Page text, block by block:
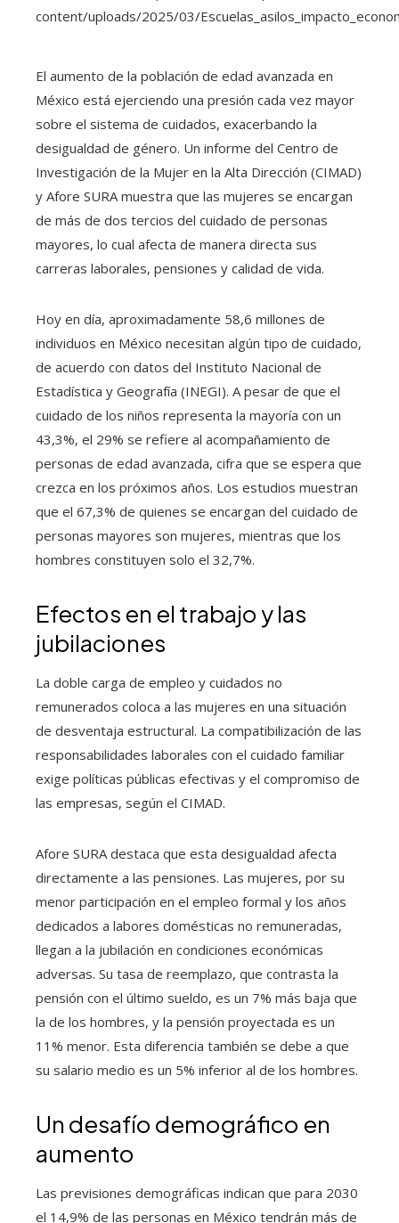
El aumento de la población de edad avanzada en
México está ejerciendo una presión cada vez mayor
sobre el sistema de cuidados, exacerbando la
desigualdad de género. Un informe del Centro de
Investigación de la Mujer en la Alta Dirección (CIMAD)
y Afore SURA muestra que las mujeres se encargan
de más de dos tercios del cuidado de personas
mayores, lo cual afecta de manera directa sus
carreras laborales, pensiones y calidad de vida.
Hoy en día, aproximadamente 58,6 millones de
individuos en México necesitan algún tipo de cuidado,
de acuerdo con datos del Instituto Nacional de
Estadística y Geografía (INEGI). A pesar de que el
cuidado de los niños representa la mayoría con un
43,3%, el 29% se refiere al acompañamiento de
personas de edad avanzada, cifra que se espera que
crezca en los próximos años. Los estudios muestran
que el 67,3% de quienes se encargan del cuidado de
personas mayores son mujeres, mientras que los
hombres constituyen solo el 32,7%.
Efectos en el trabajo y las
jubilaciones
La doble carga de empleo y cuidados no
remunerados coloca a las mujeres en una situación
de desventaja estructural. La compatibilización de las
responsabilidades laborales con el cuidado familiar
exige políticas públicas efectivas y el compromiso de
las empresas, según el CIMAD.
Afore SURA destaca que esta desigualdad afecta
directamente a las pensiones. Las mujeres, por su
menor participación en el empleo formal y los años
dedicados a labores domésticas no remuneradas,
llegan a la jubilación en condiciones económicas
adversas. Su tasa de reemplazo, que contrasta la
pensión con el último sueldo, es un 7% más baja que
la de los hombres, y la pensión proyectada es un
11% menor. Esta diferencia también se debe a que
su salario medio es un 5% inferior al de los hombres.
Un desafío demográfico en
aumento
Las previsiones demográficas indican que para 2030
el 14,9% de las personas en México tendrán más de